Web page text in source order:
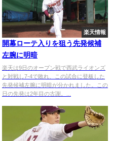
楽天情報
開幕ローテ入りを狙う先発候補
左腕に明暗
楽天は9日のオープン戦で西武ライオンズ
と対戦し7-4で敗れ、この試合に登板した
先発候補左腕に明暗が分かれました。この
日の先発は2年目の古謝。...